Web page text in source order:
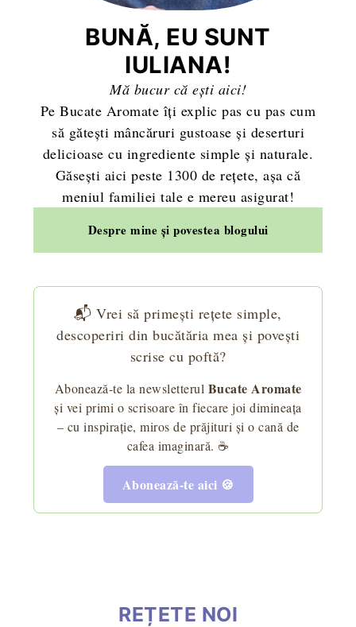
BUNĂ, EU SUNT
IULIANA!
Mă bucur că ești aici!
Pe Bucate Aromate îți explic pas cu pas cum
să gătești mâncăruri gustoase și deserturi
delicioase cu ingrediente simple și naturale.
Găsești aici peste 1300 de rețete, așa că
meniul familiei tale e mereu asigurat!
Despre mine și povestea blogului
📬 Vrei să primești rețete simple,
descoperiri din bucătăria mea și povești
scrise cu poftă?
Abonează-te la newsletterul Bucate Aromate
și vei primi o scrisoare în fiecare joi dimineața
– cu inspirație, miros de prăjituri și o cană de
cafea imaginară. ☕
Abonează-te aici 🍪
REȚETE NOI